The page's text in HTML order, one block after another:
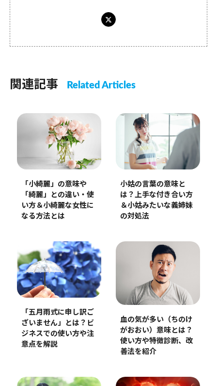
関連記事 Related Articles
「小綺麗」の意味や
「綺麗」との違い・使
い方＆小綺麗な女性に
なる方法とは
小姑の言葉の意味と
は？上手な付き合い方
＆小姑みたいな義姉妹
の対処法
「五月雨式に申し訳ご
ざいません」とは？ビ
ジネスでの使い方や注
意点を解説
血の気が多い（ちのけ
がおおい）意味とは？
使い方や特徴診断、改
善法を紹介